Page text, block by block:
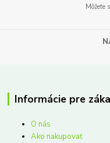
Môžete
Informácie pre
O nás
Ako nakupovať